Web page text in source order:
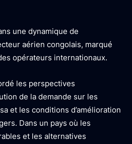
une dynamique de
aérien congolais, marqué
opérateurs internationaux.
les perspectives
de la demande sur les
et les conditions d’amélioration
Dans un pays où les
et les alternatives